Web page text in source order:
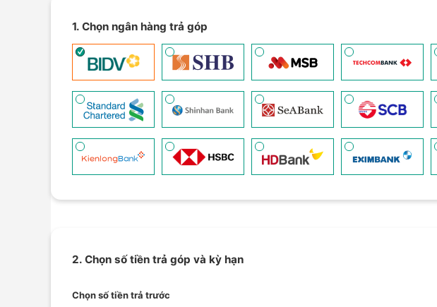
13
Giảm tới 500.000đ khi thanh toán qua Homepaylater - (
Nhận báo giá tốt nhất cho khách hàng doanh nghiệp B2B khi mua số lượng lớn - (
1. Chọn ngân hàng trả góp
2. Chọn số tiền trả góp và kỳ hạn
Chọn số tiền trả trước